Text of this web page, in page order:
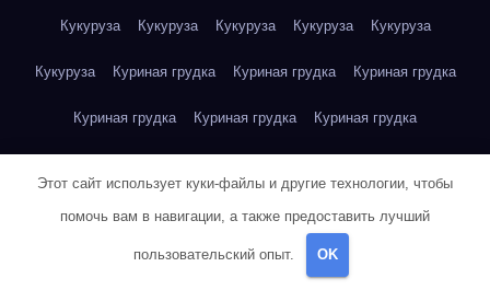
Кукуруза Кукуруза Кукуруза Кукуруза Кукуруза
Кукуруза Куриная грудка Куриная грудка Куриная грудка
Куриная грудка Куриная грудка Куриная грудка
Куриная грудка Куриная грудка Куриная грудка
Куриная грудка Куриная грудка Куриная грудка
Этот сайт использует куки-файлы и другие технологии, чтобы
помочь вам в навигации, а также предоставить лучший
пользовательский опыт. OK